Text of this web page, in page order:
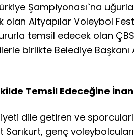
Şampiyonası`na
Altyapılar Voleybol
temsil edecek olan
birlikte Belediye
Temsil Edeceğine
dile getiren ve
Sarıkurt, genç